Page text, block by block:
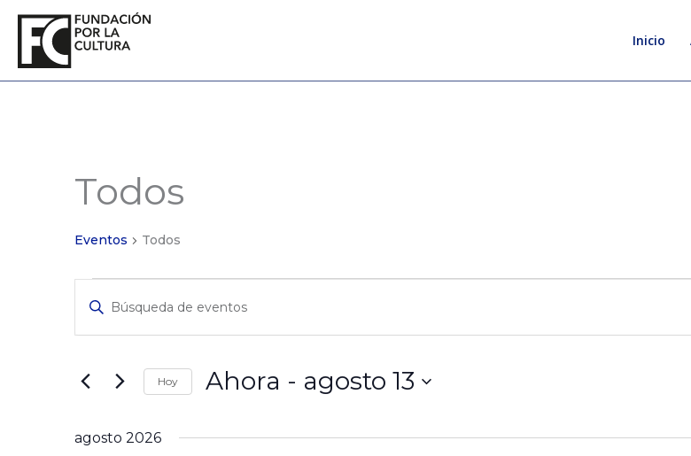
contenido
Inicio
Todos
Eventos Todos
Eventos
de
Vistas
de
Ingrese
Clave.
Eventos
Clave.
Hoy Ahora - agosto 13
fecha.
agosto 2026